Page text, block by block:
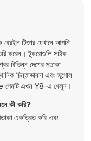
টিজার যেখানে আপনি
করেন। টুকরোগুলি সঠিক
বিভিন্ন দেশের পতাকা
চিন্তাভাবনা এবং ভূগোল
গেমটি এখন Y8-এ খেলুন।
কী করি?
একত্রিত করি এবং